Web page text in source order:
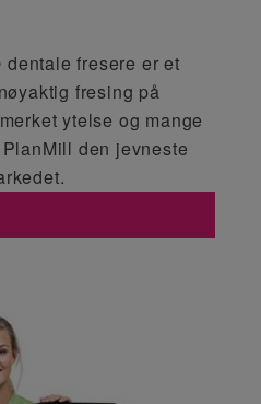
fresere er et
fresing på
ytelse og mange
den jevneste